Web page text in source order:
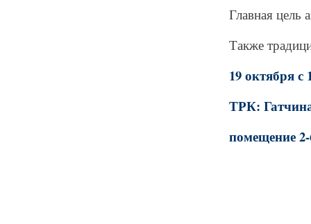
Главная цель
Также
19 октября с
ТРК:
помещение